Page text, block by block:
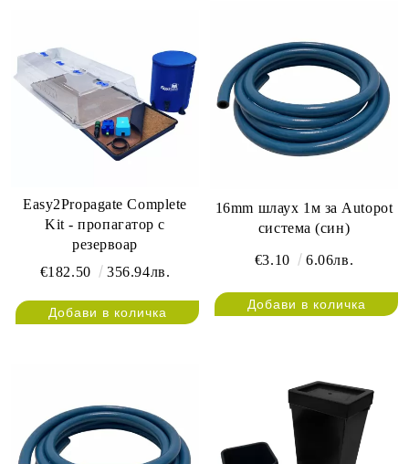
Easy2Propagate Complete
Kit - пропагатор с
резервоар
€182.50
356.94лв.
16mm шлаух 1м за Autopot
система (син)
€3.10 6.06лв.